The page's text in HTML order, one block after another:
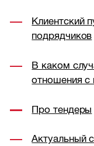
Клиентский
подрядчиков
В каком
отношения с
Про тендеры
Актуальный